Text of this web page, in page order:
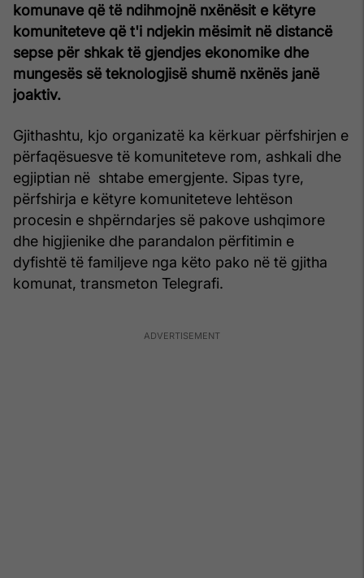
komunave që të ndihmojnë nxënësit e këtyre
komuniteteve që t'i ndjekin mësimit në distancë
sepse për shkak të gjendjes ekonomike dhe
mungesës së teknologjisë shumë nxënës janë
joaktiv.
Gjithashtu, kjo organizatë ka kërkuar përfshirjen e
përfaqësuesve të komuniteteve rom, ashkali dhe
egjiptian në shtabe emergjente. Sipas tyre,
përfshirja e këtyre komuniteteve lehtëson
procesin e shpërndarjes së pakove ushqimore
dhe higjienike dhe parandalon përfitimin e
dyfishtë të familjeve nga këto pako në të gjitha
komunat, transmeton Telegrafi.